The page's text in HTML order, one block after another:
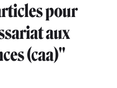
pour
aux
(caa)"